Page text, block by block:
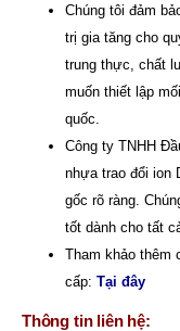
Chúng tôi đảm
trị gia tăng cho
trung thực, chất
muốn thiết lập
quốc.
Công ty TNHH
nhựa trao đổi ion
gốc rõ ràng.
tốt dành cho tất
Tham khảo thêm
cấp: Tại đây
Thông tin liên hệ: